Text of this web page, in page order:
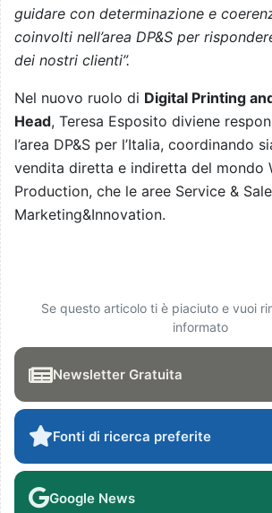
guidare con determinazione e
coinvolti nell’area DP&S per
dei nostri clienti”.
Nel nuovo ruolo di Digital Printing
Head, Teresa Esposito diviene
l’area DP&S per l’Italia, coordinando
vendita diretta e indiretta del mondo
Production, che le aree Service &
Marketing&Innovation.
Se questo articolo ti è piaciuto e vuoi
informato
Newsletter Gratuita
Fonti di ricerca preferite
Google News